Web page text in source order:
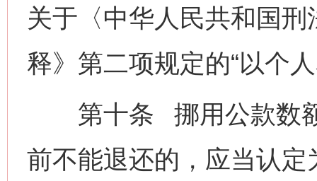
关于〈中华人民共和国
释》第二项规定的“以个
第十条 挪用公款数额
前不能退还的，应当认